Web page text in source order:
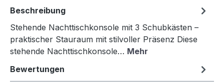
Beschreibung
Stehende Nachttischkonsole mit 3 Schubkästen –
praktischer Stauraum mit stilvoller Präsenz Diese
stehende Nachttischkonsole… Mehr
Bewertungen